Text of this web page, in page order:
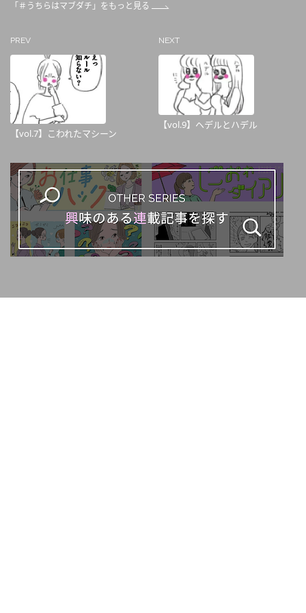
「＃うちらはマブダチ」をもっと見る
PREV
【vol.7】こわれたマシーン
NEXT
【vol.9】ヘデルとハデル